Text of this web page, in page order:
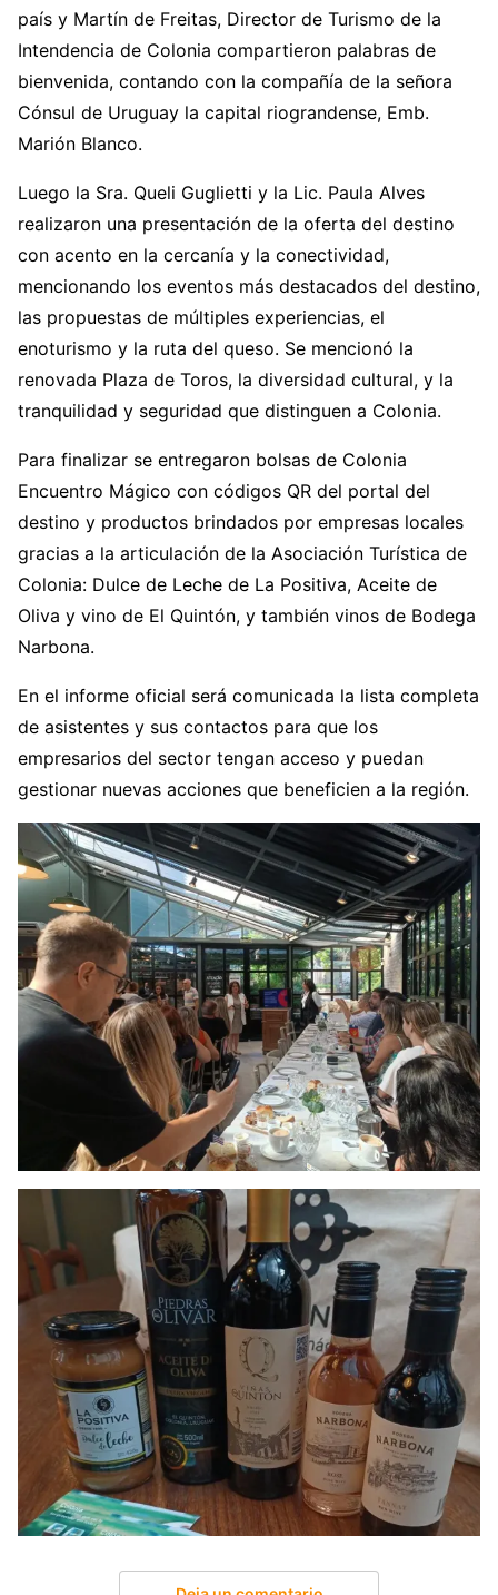
país y Martín de Freitas, Director de Turismo de la
Intendencia de Colonia compartieron palabras de
bienvenida, contando con la compañía de la señora
Cónsul de Uruguay la capital riograndense, Emb.
Marión Blanco.
Luego la Sra. Queli Guglietti y la Lic. Paula Alves
realizaron una presentación de la oferta del destino
con acento en la cercanía y la conectividad,
mencionando los eventos más destacados del destino,
las propuestas de múltiples experiencias, el
enoturismo y la ruta del queso. Se mencionó la
renovada Plaza de Toros, la diversidad cultural, y la
tranquilidad y seguridad que distinguen a Colonia.
Para finalizar se entregaron bolsas de Colonia
Encuentro Mágico con códigos QR del portal del
destino y productos brindados por empresas locales
gracias a la articulación de la Asociación Turística de
Colonia: Dulce de Leche de La Positiva, Aceite de
Oliva y vino de El Quintón, y también vinos de Bodega
Narbona.
En el informe oficial será comunicada la lista completa
de asistentes y sus contactos para que los
empresarios del sector tengan acceso y puedan
gestionar nuevas acciones que beneficien a la región.